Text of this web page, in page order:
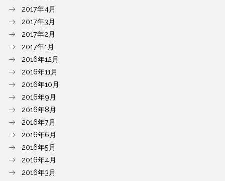
2017年4月
2017年3月
2017年2月
2017年1月
2016年12月
2016年11月
2016年10月
2016年9月
2016年8月
2016年7月
2016年6月
2016年5月
2016年4月
2016年3月